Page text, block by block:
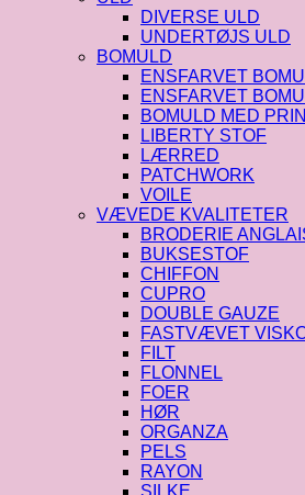
DIVERSE ULD
UNDERTØJS ULD
BOMULD
ENSFARVET
ENSFARVET
BOMULD MED
LIBERTY STOF
LÆRRED
PATCHWORK
VOILE
VÆVEDE KVALITETER
BRODERIE
BUKSESTOF
CHIFFON
CUPRO
DOUBLE GAUZE
FASTVÆVET
FILT
FLONNEL
FOER
HØR
ORGANZA
PELS
RAYON
SILKE